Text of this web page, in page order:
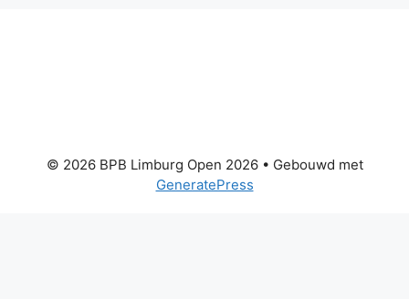
© 2026 BPB Limburg Open 2026• Gebouwd met
GeneratePress